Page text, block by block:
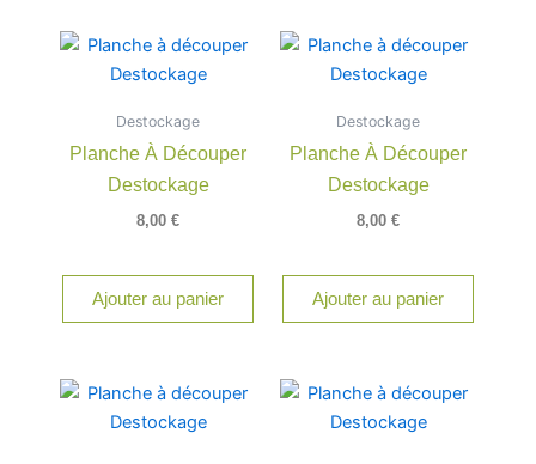
Destockage
Planche À Découper
Destockage
8,00 €
Ajouter au panier
Destockage
Planche À Découper
Destockage
8,00 €
Ajouter au panier